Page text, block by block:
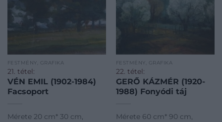
FESTMÉNY, GRAFIKA
21. tétel:
VÉN EMIL (1902-1984)
Facsoport
Mérete 20 cm* 30 cm,
FESTMÉNY, GRAFIKA
22. tétel:
GERŐ KÁZMÉR (1920-
1988) Fonyódi táj
Mérete 60 cm* 90 cm,